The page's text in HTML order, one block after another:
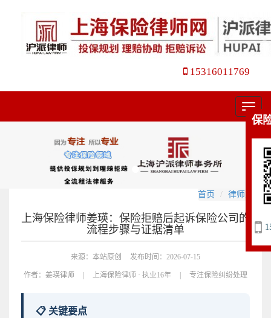
15316011769
菜
单
首页 律师文集
上海保险律师姜瑛：保险拒赔后起诉保险公司的
流程步骤与证据清单
来源：本站原创 发布时间：2026-07-15
作者： 姜瑛律师 | 上海保险律师 · 执业16年 | 专注保险纠纷处理
📋 关键要点
保